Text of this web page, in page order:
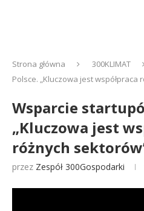
Strona główna 300KLIMAT
Polsce. „Kluczowa jest współpraca
Wsparcie
„Kluczowa jest
różnych
przez Zespół 300Gospodarki